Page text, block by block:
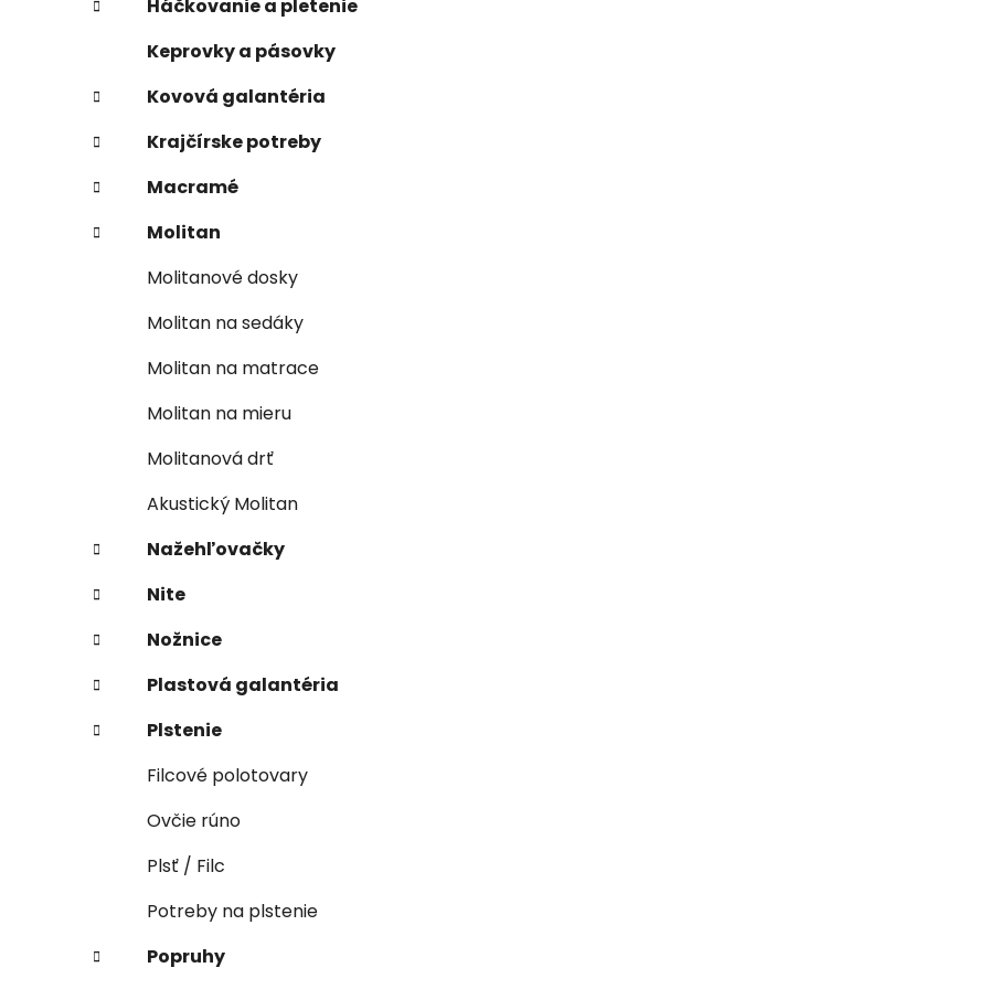
Háčkovanie a pletenie
Keprovky a pásovky
Kovová galantéria
Krajčírske potreby
Macramé
Molitan
Molitanové dosky
Molitan na sedáky
Molitan na matrace
Molitan na mieru
Molitanová drť
Akustický Molitan
Nažehľovačky
Nite
Nožnice
Plastová galantéria
Plstenie
Filcové polotovary
Ovčie rúno
Plsť / Filc
Potreby na plstenie
Popruhy